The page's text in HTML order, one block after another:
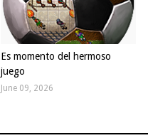
Es momento del hermoso
juego
June 09, 2026